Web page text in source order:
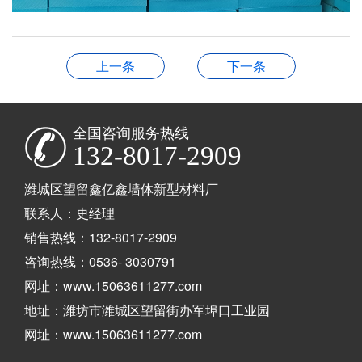
上一条 下一条
全国咨询服务热线
132-8017-2909
潍城区望留鑫亿鑫墙体新型材料厂
联系人：史经理
销售热线：132-8017-2909
咨询热线：0536- 3030791
网址：www.15063611277.com
地址：潍坊市潍城区望留街办军埠口工业园
网址：www.15063611277.com